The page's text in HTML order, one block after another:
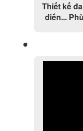
Thiết kế
điển...